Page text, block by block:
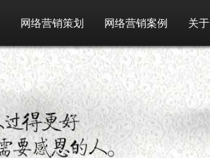
网络营销策划 网络营销案例 关于